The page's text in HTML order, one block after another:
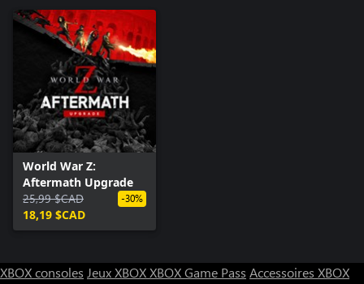
World War Z:
Aftermath Upgrade
25,99 $CAD
18,19 $CAD
-30%
XBOX consoles Jeux XBOXXBOX Game Pass Accessoires XBOX